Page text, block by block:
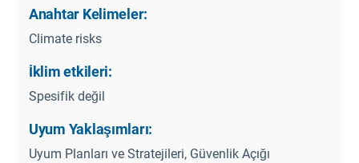
Anahtar Kelimeler:
Climate risks
İklim etkileri:
Spesifik değil
Uyum Yaklaşımları:
Uyum Planları ve Stratejileri, Güvenlik Açığı